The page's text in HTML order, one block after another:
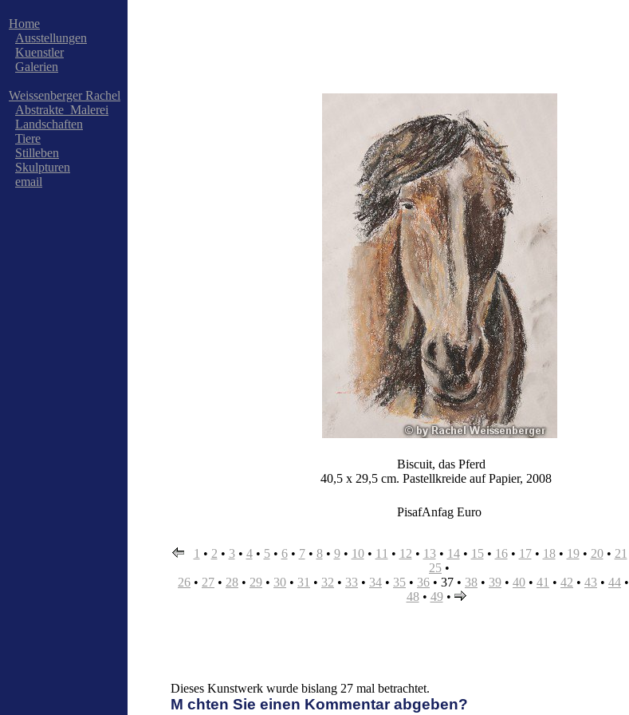
Home
Ausstellungen
Kuenstler
Galerien
Weissenberger Rachel
Abstrakte_Malerei
Landschaften
Tiere
Stilleben
Skulpturen
email
Biscuit, das Pferd
40,5 x 29,5 cm. Pastellkreide auf Papier, 2008
PisafAnfag Euro
1 • 2 • 3• 4• 5• 6• 7• 8• 9• 10• 11 • 12 • 13• 14• 15• 16• 17• 18• 19• 20• 21
25 •
26 • 27 • 28 • 29 • 30 • 31 • 32 • 33 • 34 • 35 • 36 • 37 • 38 • 39 • 40 • 41 • 42 • 43 • 44 •
48• 49•
Dieses Kunstwerk wurde bislang 27 mal betrachtet.
M chten Sie einen Kommentar abgeben?